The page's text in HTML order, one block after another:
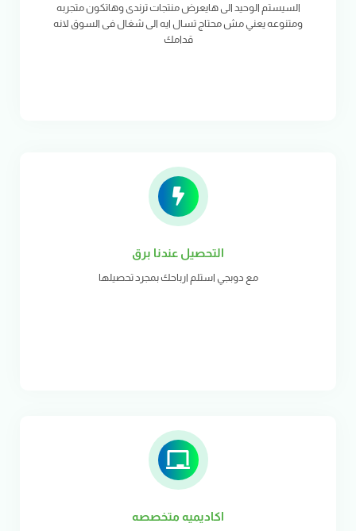
السيستم الوحيد الى هايعرض منتجات ترندى وهاتكون متجربه
ومتنوعه يعني مش محتاج تسال ايه الى شغال فى السوق لانه
قدامك
التحصيل عندنا برق
مع دوبجي استلم ارباحك بمجرد تحصيلها
اكاديميه متخصصه